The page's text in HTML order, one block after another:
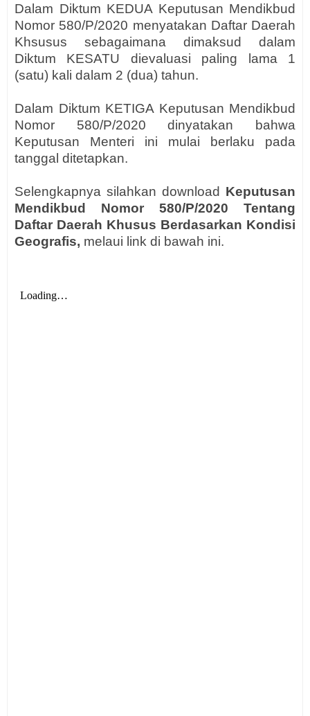
Dalam Diktum KEDUA Keputusan Mendikbud
Nomor 580/P/2020 menyatakan Daftar Daerah
Khsusus sebagaimana dimaksud dalam
Diktum KESATU dievaluasi paling lama 1
(satu) kali dalam 2 (dua) tahun.
Dalam Diktum KETIGA Keputusan Mendikbud
Nomor 580/P/2020
dinyatakan bahwa
Keputusan Menteri ini mulai berlaku pada
tanggal ditetapkan.
Selengkapnya silahkan download Keputusan
Mendikbud Nomor 580/P/2020 Tentang
Daftar Daerah Khusus Berdasarkan Kondisi
Geografis, melaui link di bawah ini.